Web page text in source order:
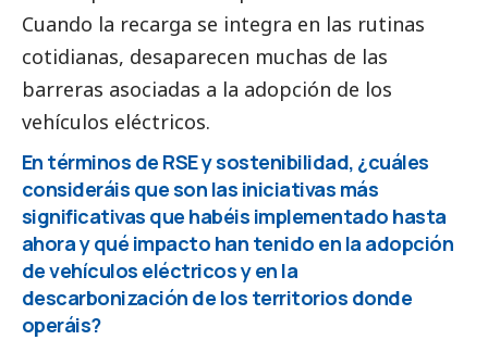
Cuando la recarga se integra en las rutinas
cotidianas, desaparecen muchas de las
barreras asociadas a la adopción de los
vehículos eléctricos.
En términos de RSE y sostenibilidad, ¿cuáles
consideráis que son las iniciativas más
significativas que habéis implementado hasta
ahora y qué impacto han tenido en la adopción
de vehículos eléctricos y en la
descarbonización de los territorios donde
operáis?